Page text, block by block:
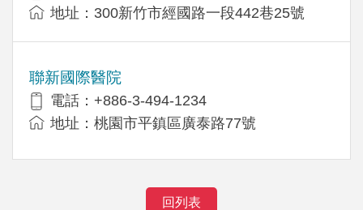
地址：300新竹市經國路一段442巷25號
聯新國際醫院
電話：+886-3-494-1234
地址：桃園市平鎮區廣泰路77號
回列表